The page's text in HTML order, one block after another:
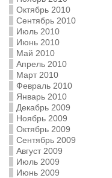
Октябрь 2010
Сентябрь 2010
Июль 2010
Июнь 2010
Май 2010
Апрель 2010
Март 2010
Февраль 2010
Январь 2010
Декабрь 2009
Ноябрь 2009
Октябрь 2009
Сентябрь 2009
Август 2009
Июль 2009
Июнь 2009